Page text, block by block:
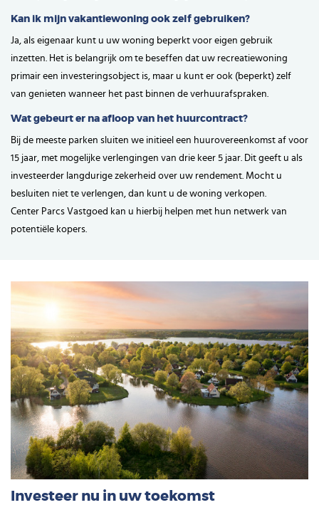
Kan ik mijn vakantiewoning ook zelf gebruiken?
Ja, als eigenaar kunt u uw woning beperkt voor eigen gebruik
inzetten. Het is belangrijk om te beseffen dat uw recreatiewoning
primair een investeringsobject is, maar u kunt er ook (beperkt) zelf
van genieten wanneer het past binnen de verhuurafspraken.
Wat gebeurt er na afloop van het huurcontract?
Bij de meeste parken sluiten we initieel een huurovereenkomst af voor
15 jaar, met mogelijke verlengingen van drie keer 5 jaar. Dit geeft u als
investeerder langdurige zekerheid over uw rendement. Mocht u
besluiten niet te verlengen, dan kunt u de woning verkopen.
Center Parcs Vastgoed kan u hierbij helpen met hun netwerk van
potentiële kopers.
Investeer nu in uw toekomst